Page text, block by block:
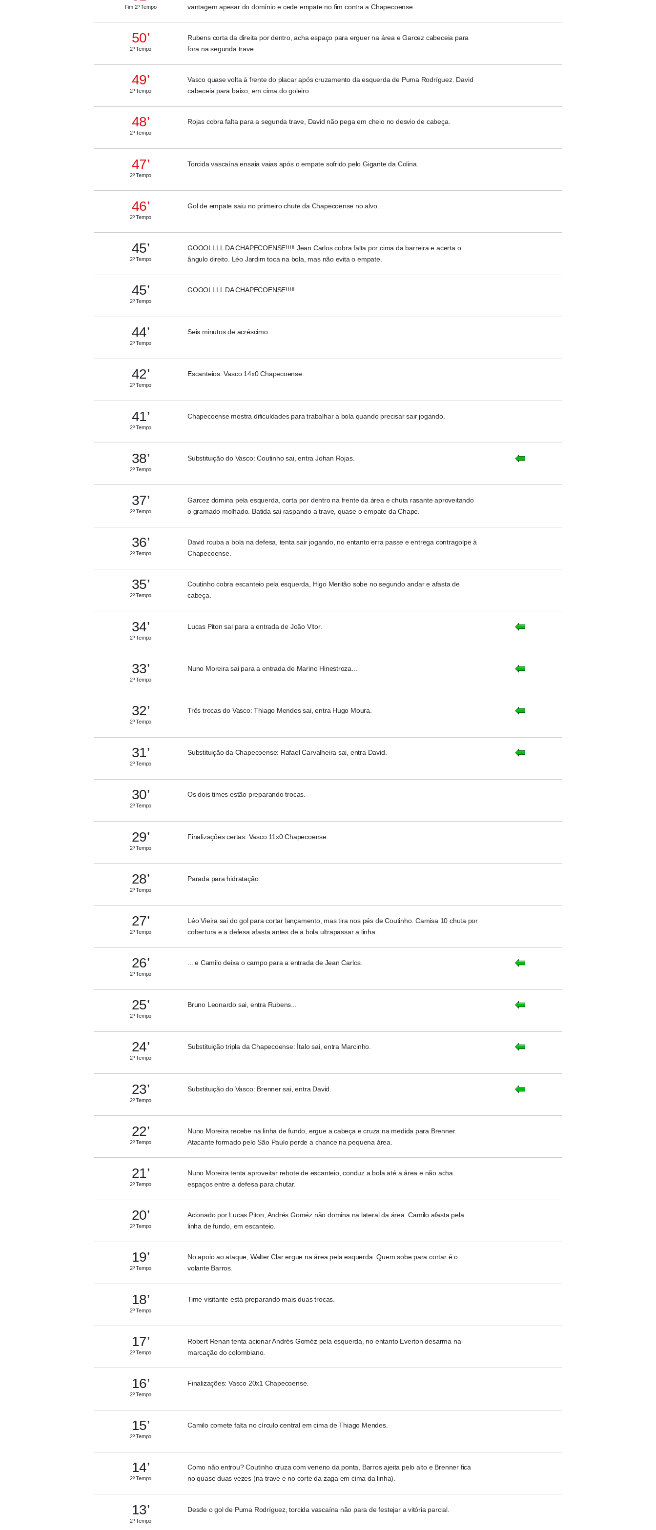
Fim 2º Tempo
vantagem apesar do domínio e cede empate no fim contra a Chapecoense.
50’
2º Tempo
Rubens corta da direita por dentro, acha espaço para erguer na área e Garcez cabeceia para
fora na segunda trave.
49’
2º Tempo
Vasco quase volta à frente do placar após cruzamento da esquerda de Puma Rodríguez. David
cabeceia para baixo, em cima do goleiro.
48’
2º Tempo
Rojas cobra falta para a segunda trave, David não pega em cheio no desvio de cabeça.
47’
2º Tempo
Torcida vascaína ensaia vaias após o empate sofrido pelo Gigante da Colina.
46’
2º Tempo
Gol de empate saiu no primeiro chute da Chapecoense no alvo.
45’
2º Tempo
GOOOLLLL DA CHAPECOENSE!!!!! Jean Carlos cobra falta por cima da barreira e acerta o
ângulo direito. Léo Jardim toca na bola, mas não evita o empate.
45’
2º Tempo
GOOOLLLL DA CHAPECOENSE!!!!!
44’
2º Tempo
Seis minutos de acréscimo.
42’
2º Tempo
Escanteios: Vasco 14x0 Chapecoense.
41’
2º Tempo
Chapecoense mostra dificuldades para trabalhar a bola quando precisar sair jogando.
38’
2º Tempo
Substituição do Vasco: Coutinho sai, entra Johan Rojas.
37’
2º Tempo
Garcez domina pela esquerda, corta por dentro na frente da área e chuta rasante aproveitando
o gramado molhado. Batida sai raspando a trave, quase o empate da Chape.
36’
2º Tempo
David rouba a bola na defesa, tenta sair jogando, no entanto erra passe e entrega contragolpe à
Chapecoense.
35’
2º Tempo
Coutinho cobra escanteio pela esquerda, Higo Meritão sobe no segundo andar e afasta de
cabeça.
34’
2º Tempo
Lucas Piton sai para a entrada de João Vitor.
33’
2º Tempo
Nuno Moreira sai para a entrada de Marino Hinestroza...
32’
2º Tempo
Três trocas do Vasco: Thiago Mendes sai, entra Hugo Moura.
31’
2º Tempo
Substituição da Chapecoense: Rafael Carvalheira sai, entra David.
30’
2º Tempo
Os dois times estão preparando trocas.
29’
2º Tempo
Finalizações certas: Vasco 11x0 Chapecoense.
28’
2º Tempo
Parada para hidratação.
27’
2º Tempo
Léo Vieira sai do gol para cortar lançamento, mas tira nos pés de Coutinho. Camisa 10 chuta por
cobertura e a defesa afasta antes de a bola ultrapassar a linha.
26’
2º Tempo
... e Camilo deixa o campo para a entrada de Jean Carlos.
25’
2º Tempo
Bruno Leonardo sai, entra Rubens...
24’
2º Tempo
Substituição tripla da Chapecoense: Ítalo sai, entra Marcinho.
23’
2º Tempo
Substituição do Vasco: Brenner sai, entra David.
22’
2º Tempo
Nuno Moreira recebe na linha de fundo, ergue a cabeça e cruza na medida para Brenner.
Atacante formado pelo São Paulo perde a chance na pequena área.
21’
2º Tempo
Nuno Moreira tenta aproveitar rebote de escanteio, conduz a bola até a área e não acha
espaços entre a defesa para chutar.
20’
2º Tempo
Acionado por Lucas Piton, Andrés Goméz não domina na lateral da área. Camilo afasta pela
linha de fundo, em escanteio.
19’
2º Tempo
No apoio ao ataque, Walter Clar ergue na área pela esquerda. Quem sobe para cortar é o
volante Barros.
18’
2º Tempo
Time visitante está preparando mais duas trocas.
17’
2º Tempo
Robert Renan tenta acionar Andrés Goméz pela esquerda, no entanto Everton desarma na
marcação do colombiano.
16’
2º Tempo
Finalizações: Vasco 20x1 Chapecoense.
15’
2º Tempo
Camilo comete falta no círculo central em cima de Thiago Mendes.
14’
2º Tempo
Como não entrou? Coutinho cruza com veneno da ponta, Barros ajeita pelo alto e Brenner fica
no quase duas vezes (na trave e no corte da zaga em cima da linha).
13’
2º Tempo
Desde o gol de Puma Rodríguez, torcida vascaína não para de festejar a vitória parcial.